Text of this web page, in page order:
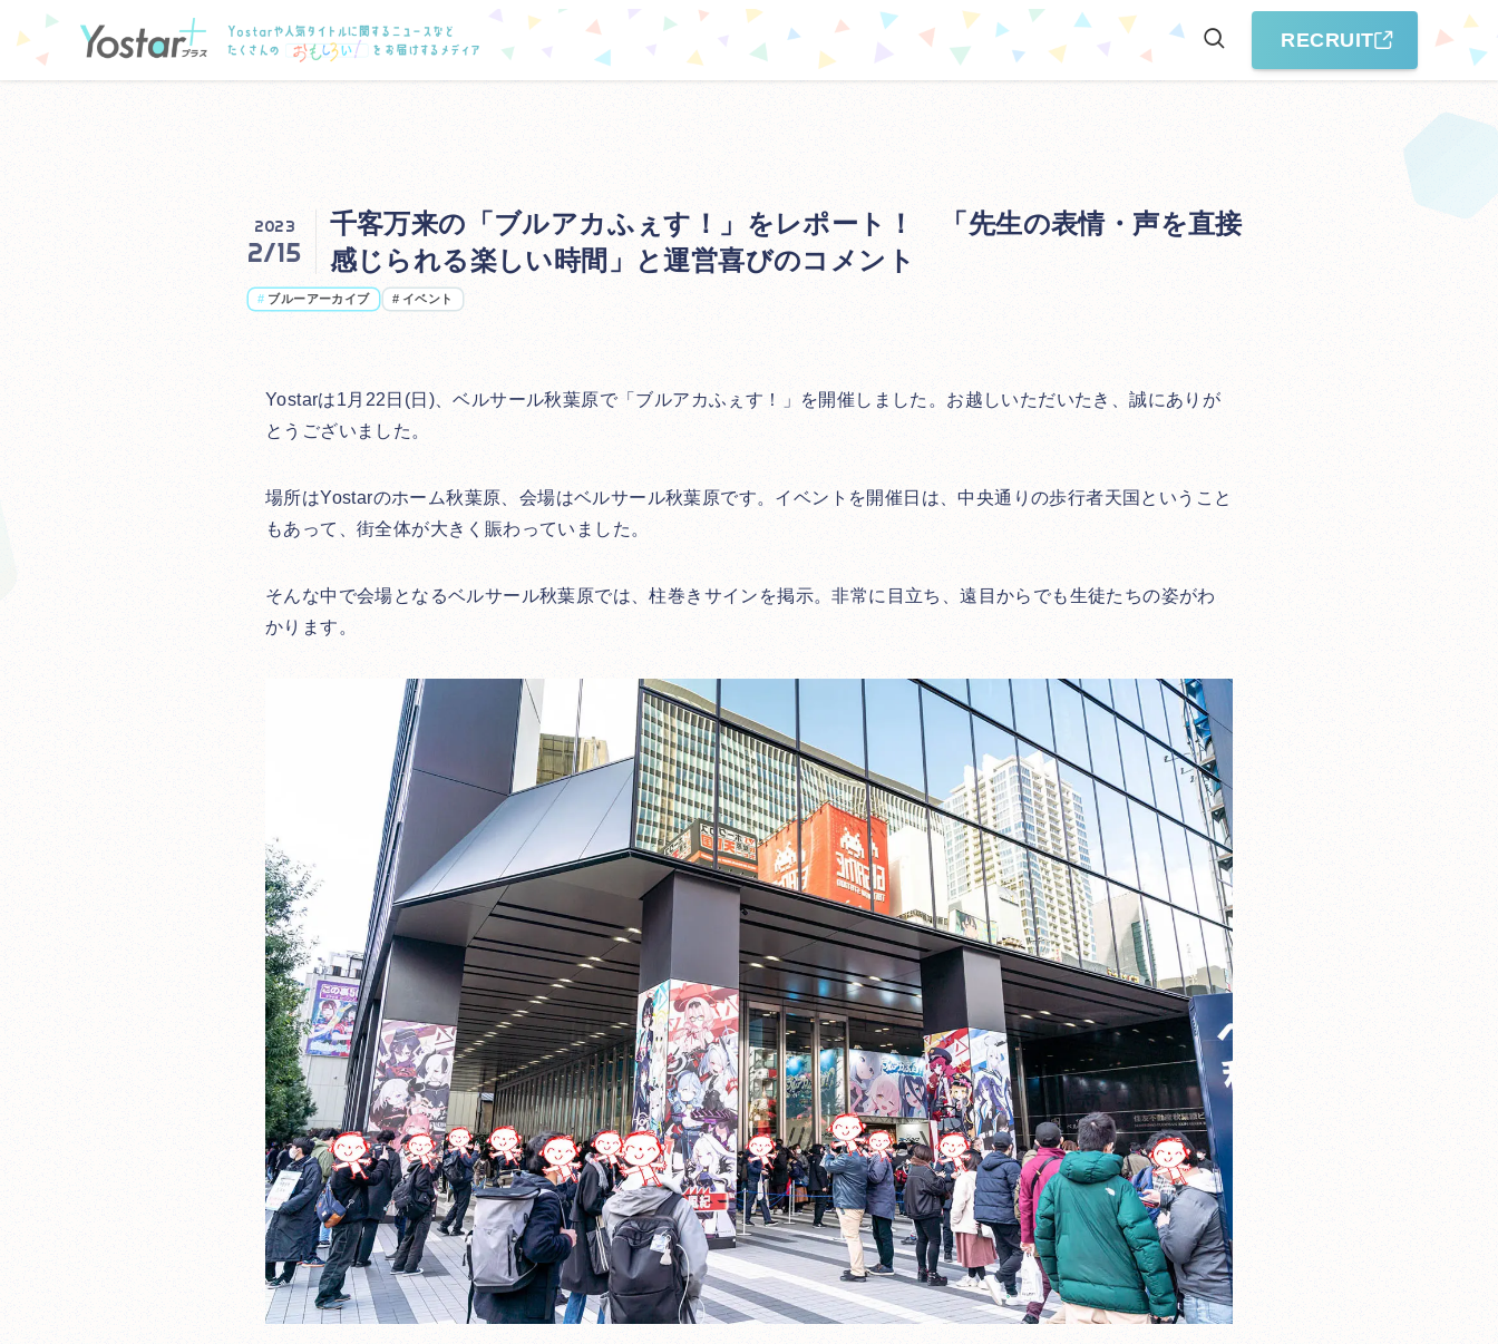
RECRUIT
千客万来の「ブルアカふぇす！」をレポート！ 「先生の表情・声を直接
感じられる楽しい時間」と運営喜びのコメント
2023
2/15
# ブルーアーカイブ # イベント
Yostarは1月22日(日)、ベルサール秋葉原で「ブルアカふぇす！」を開催しました。 お越しいただいたき、誠にありが
とうございました。
場所はYostarのホーム秋葉原、会場はベルサール秋葉原です。イベントを開催日は、中央通りの歩行者天国ということ
もあって、街全体が大きく賑わっていました。
そんな中で会場となるベルサール秋葉原では、柱巻きサインを掲示。非常に目立ち、遠目からでも生徒たちの姿がわ
かります。